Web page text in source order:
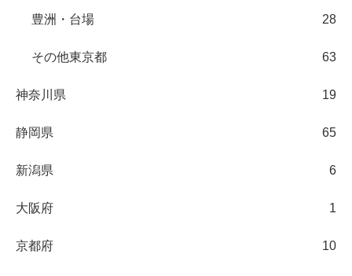
豊洲・台場 28
その他東京都 63
神奈川県 19
静岡県 65
新潟県 6
大阪府 1
京都府 10